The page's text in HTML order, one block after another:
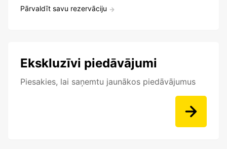
Pārvaldīt savu rezervāciju
Ekskluzīvi piedāvājumi
Piesakies, lai saņemtu jaunākos piedāvājumus